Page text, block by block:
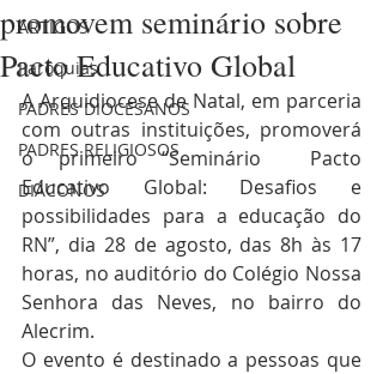
ARTIGOS
Paróquias
PADRES DIOCESANOS
PADRES RELIGIOSOS
DIÁCONOS
promovem seminário sobre
Pacto Educativo Global
A Arquidiocese de Natal, em parceria
com outras instituições, promoverá
o primeiro “Seminário  Pacto
Educativo Global: Desafios e
possibilidades para a educação do
RN”, dia 28 de agosto, das 8h às 17
horas, no auditório do Colégio Nossa
Senhora das Neves, no bairro do
Alecrim.
O evento é destinado a pessoas que